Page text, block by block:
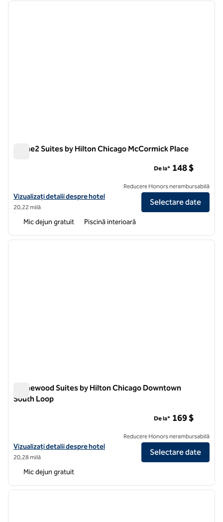
1 din 13
Home2 Suites by Hilton Chicago McCormick Place
Vizualizați detaliile hotelului pentru Home2 Suites by Hilton Chicago
Vizualizați detalii despre hotel
20,22 milă
De la* 148 $
Reducere Honors nerambursabilă
Selectare date
Mic dejun gratuit Piscină interioară
1 din 12
Homewood Suites by Hilton Chicago Downtown
South Loop
Vizualizați detaliile hotelului pentru Homewood Suites by Hilton
Vizualizați detalii despre hotel
20,28 milă
De la* 169 $
Reducere Honors nerambursabilă
Selectare date
Mic dejun gratuit
1 din 12